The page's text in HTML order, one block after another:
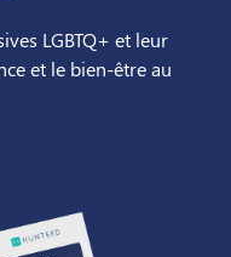
LGBTQ+ et leur
et le bien-être au